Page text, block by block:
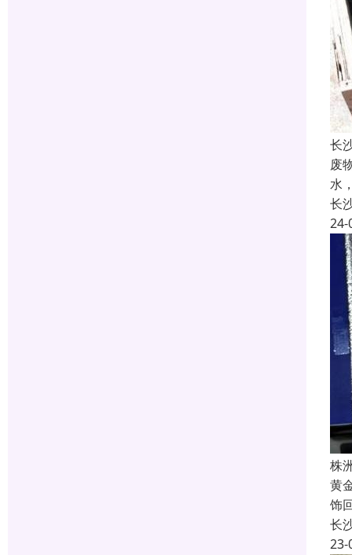
长
废
水
长
24-
株
黄
饰
长
23-